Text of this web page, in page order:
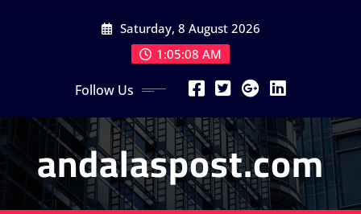
Saturday, 8 August 2026
1:05:10 AM
Follow Us
andalaspost.com